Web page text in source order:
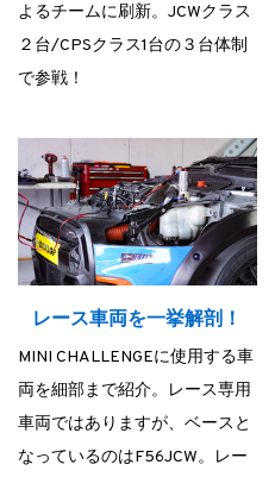
よるチームに刷新。JCWクラス
２台/CPSクラス1台の３台体制
で参戦！
レース車両を一挙解剖！
MINI CHALLENGEに使用する車
両を細部まで紹介。レース専用
車両ではありますが、ベースと
なっているのはF56JCW。レー